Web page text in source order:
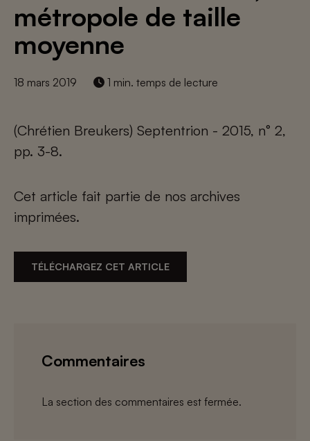
métropole de taille
moyenne
18 mars 2019 1 min. temps de lecture
(Chrétien Breukers) Septentrion - 2015, n° 2,
pp. 3-8.
Cet article fait partie de nos archives
imprimées.
TÉLÉCHARGEZ CET ARTICLE
Commentaires
La section des commentaires est fermée.